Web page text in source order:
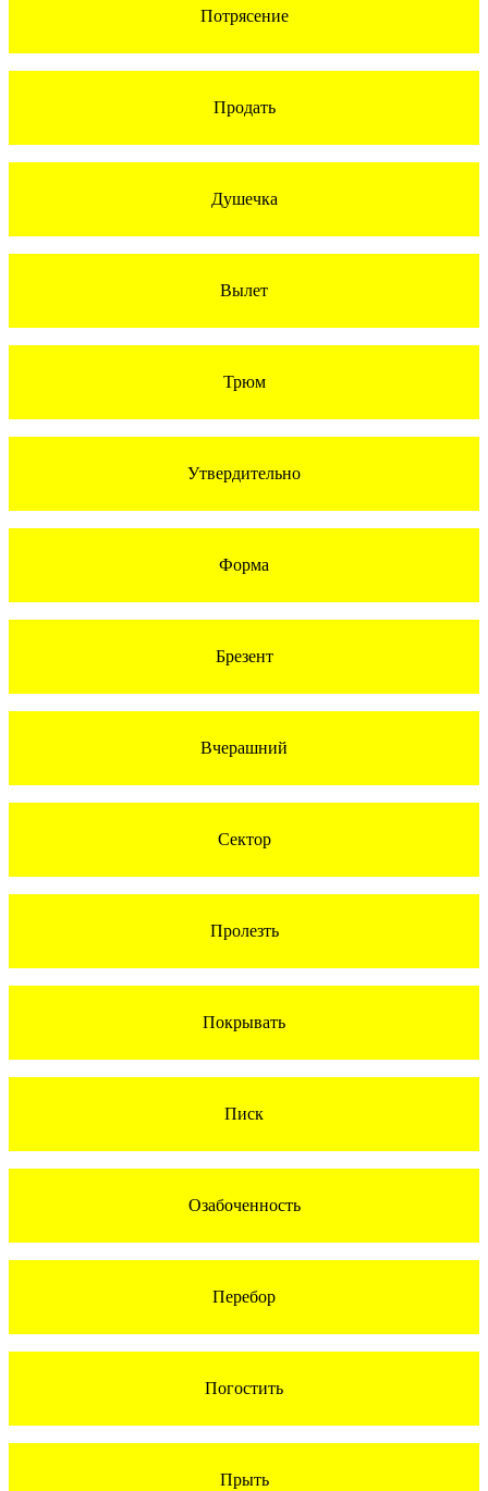
Потрясение
Продать
Душечка
Вылет
Трюм
Утвердительно
Форма
Брезент
Вчерашний
Сектор
Пролезть
Покрывать
Писк
Озабоченность
Перебор
Погостить
Прыть